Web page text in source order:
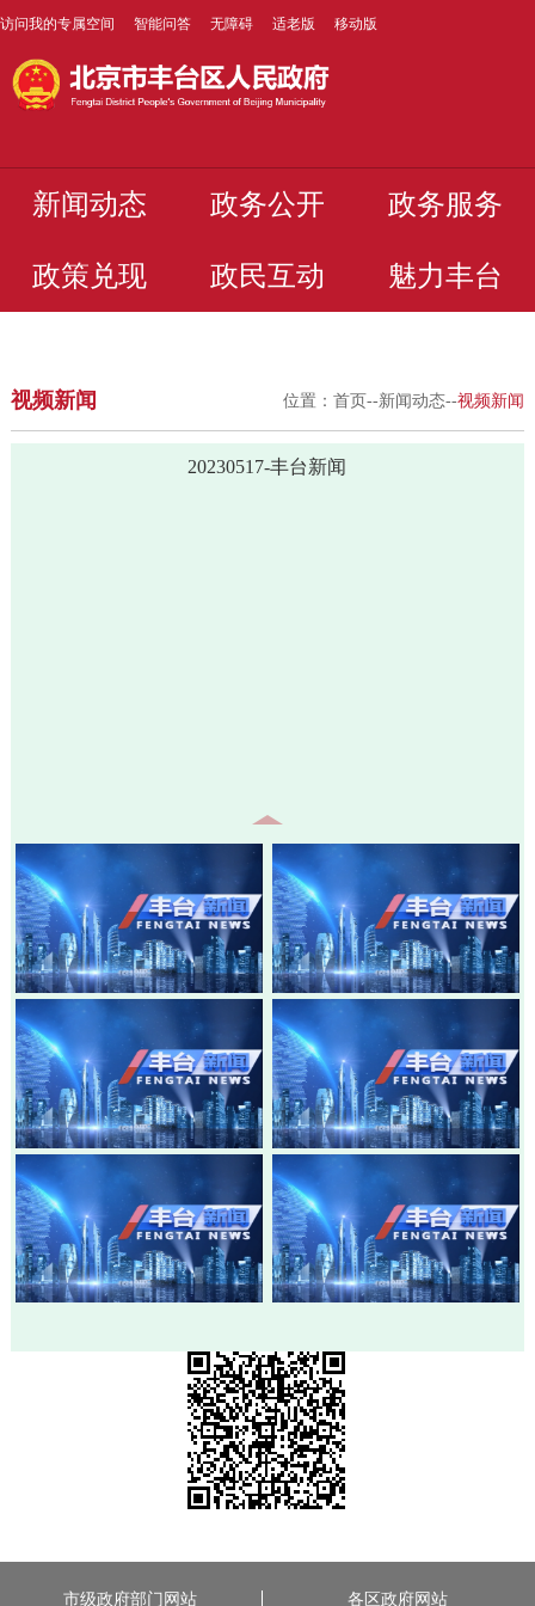
访问我的专属空间 智能问答 无障碍 适老版 移动版
新闻动态 政务公开 政务服务
政策兑现 政民互动 魅力丰台
视频新闻 位置：首页--新闻动态--视频新闻
20230517-丰台新闻
20260805-丰台新闻
20260803-丰台新闻
20260730-丰台新闻
20260728-丰台新闻
20260724-丰台新闻
市级政府部门网站 各区政府网站